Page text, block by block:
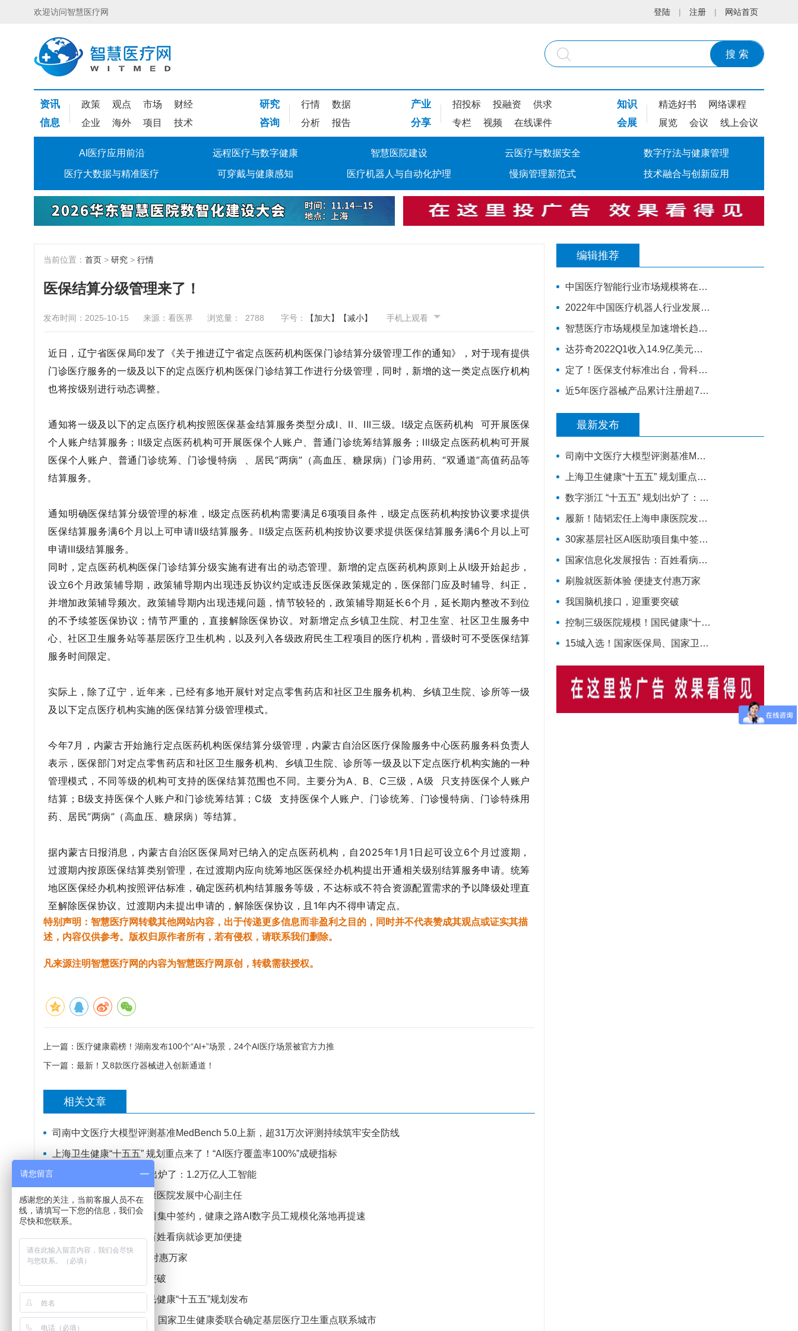
欢迎访问智慧医疗网 登陆 | 注册 | 网站首页
搜 索
资讯 政策 观点 市场 财经
信息 企业 海外 项目 技术
研究 行情 数据
咨询 分析 报告
产业 招投标 投融资 供求
分享 专栏 视频 在线课件
知识 精选好书 网络课程
会展 展览 会议 线上会议
AI医疗应用前沿 远程医疗与数字健康 智慧医院建设 云医疗与数据安全 数字疗法与健康管理
医疗大数据与精准医疗 可穿戴与健康感知 医疗机器人与自动化护理 慢病管理新范式 技术融合与创新应用
当前位置： 首页 > 研究 > 行情
医保结算分级管理来了！
发布时间：2025-10-15 来源：看医界 浏览量： 2788 字号： 【加大】 【减小】 手机上观看
近日，辽宁省医保局印发了《关于推进辽宁省定点医药机构医保门诊结算分级管理工作的通知》，对于现有提供
门诊医疗服务的一级及以下的定点医疗机构医保门诊结算工作进行分级管理，同时，新增的这一类定点医疗机构
也将按级别进行动态调整。
通知将一级及以下的定点医疗机构按照医保基金结算服务类型分成I、II、III三级。 I级定点医药机构
可开展医保
个人账户结算服务；Ⅱ级定点医药机构可开展医保个人账户、普通门诊统筹结算服务；III级定点医药机构可开展
医保个人账户、普通门诊统筹、 门诊慢特病
、居民“两病”（高血压、糖尿病）门诊用药、“双通道”高值药品等
结算服务。
通知明确医保结算分级管理的标准，I级定点医药机构需要满足6项项目条件，I级定点医药机构按协议要求提供
医保结算服务满6个月以上可申请Ⅱ级结算服务。II级定点医药机构按协议要求提供医保结算服务满6个月以上可
申请III级结算服务。
同时，定点医药机构医保门诊结算分级实施有进有出的动态管理。新增的定点医药机构原则上从I级开始起步，
设立6个月政策辅导期，政策辅导期内出现违反协议约定或违反医保政策规定的，医保部门应及时辅导、纠正，
并增加政策辅导频次。政策辅导期内出现违规问题，情节较轻的，政策辅导期延长6个月，延长期内整改不到位
的不予续签医保协议；情节严重的，直接解除医保协议。对新增定点乡镇卫生院、村卫生室、社区卫生服务中
心、社区卫生服务站等基层医疗卫生机构，以及列入各级政府民生工程项目的医疗机构，晋级时可不受医保结算
服务时间限定。
实际上，除了辽宁，近年来，已经有多地开展针对定点零售药店和社区卫生服务机构、乡镇卫生院、诊所等一级
及以下定点医疗机构实施的医保结算分级管理模式。
今年7月，内蒙古开始施行定点医药机构医保结算分级管理，内蒙古自治区医疗保险服务中心医药服务科负责人
表示，医保部门对定点零售药店和社区卫生服务机构、乡镇卫生院、诊所等一级及以下定点医疗机构实施的一种
管理模式，不同等级的机构可支持的医保结算范围也不同。主要分为A、B、C三级， A级
只支持医保个人账户
结算；B级支持医保个人账户和门诊统筹结算； C级
支持医保个人账户、门诊统筹、门诊慢特病、门诊特殊用
药、居民“两病”（高血压、糖尿病）等结算。
据内蒙古日报消息，内蒙古自治区医保局对已纳入的定点医药机构，自2025年1月1日起可设立6个月过渡期，
过渡期内按原医保结算类别管理，在过渡期内应向统筹地区医保经办机构提出开通相关级别结算服务申请。统筹
地区医保经办机构按照评估标准，确定医药机构结算服务等级，不达标或不符合资源配置需求的予以降级处理直
至解除医保协议。过渡期内未提出申请的，解除医保协议，且1年内不得申请定点。
特别声明：智慧医疗网转载其他网站内容，出于传递更多信息而非盈利之目的，同时并不代表赞成其观点或证实其描
述，内容仅供参考。版权归原作者所有，若有侵权，请联系我们删除。
凡来源注明智慧医疗网的内容为智慧医疗网原创，转载需获授权。
上一篇： 医疗健康霸榜！湖南发布100个“AI+”场景，24个AI医疗场景被官方力推
下一篇： 最新！又8款医疗器械进入创新通道！
相关文章
司南中文医疗大模型评测基准MedBench 5.0上新，超31万次评测持续筑牢安全防线
上海卫生健康“十五五” 规划重点来了！“AI医疗覆盖率100%”成硬指标
数字浙江 “十五五” 规划出炉了：1.2万亿人工智能
履新！陆韬宏任上海申康医院发展中心副主任
30家基层社区AI医助项目集中签约，健康之路AI数字员工规模化落地再提速
国家信息化发展报告：百姓看病就诊更加便捷
刷脸就医新体验 便捷支付惠万家
我国脑机接口，迎重要突破
控制三级医院规模！国民健康“十五五”规划发布
15城入选！国家医保局、国家卫生健康委联合确定基层医疗卫生重点联系城市
编辑推荐
中国医疗智能行业市场规模将在2030年超过1.1万亿元人民币
2022年中国医疗机器人行业发展现状与市场规模分析 行业处于高速增长期
智慧医疗市场规模呈加速增长趋势，市场空间将进一步打开
达芬奇2022Q1收入14.9亿美元，装机311台，手术量同步增长19%
定了！医保支付标准出台，骨科耗材全面降价
近5年医疗器械产品累计注册超70万，年复合增长率为20.9%
最新发布
司南中文医疗大模型评测基准MedBench 5.0上新，超31万次评测持续筑牢安全防线
上海卫生健康“十五五” 规划重点来了！“AI医疗覆盖率100%”成硬指标
数字浙江 “十五五” 规划出炉了：1.2万亿人工智能
履新！陆韬宏任上海申康医院发展中心副主任
30家基层社区AI医助项目集中签约，健康之路AI数字员工规模化落地再提速
国家信息化发展报告：百姓看病就诊更加便捷
刷脸就医新体验 便捷支付惠万家
我国脑机接口，迎重要突破
控制三级医院规模！国民健康“十五五”规划发布
15城入选！国家医保局、国家卫生健康委联合确定基层医疗卫生重点联系城市
请您留言
感谢您的关注，当前客服人员不在
线，请填写一下您的信息，我们会
尽快和您联系。